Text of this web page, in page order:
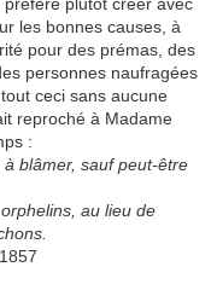
les bonnes causes, à
pour des prémas, des
personnes naufragées
ceci sans aucune
reproché à Madame
:
blâmer, sauf peut-être
au lieu de